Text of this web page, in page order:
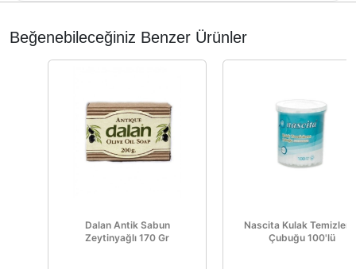
Beğenebileceğiniz Benzer Ürünler
Dalan Antik Sabun
Zeytinyağlı 170 Gr
Nascita Kulak
Çubuğu 100'lü